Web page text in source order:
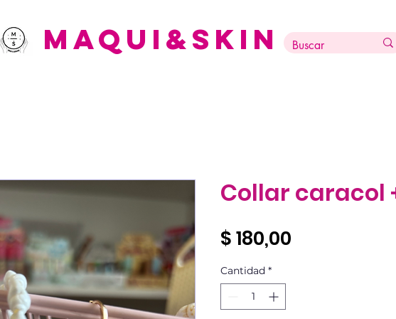
Maqui&Skin
Collar caracol
$ 180,00
Cantidad *